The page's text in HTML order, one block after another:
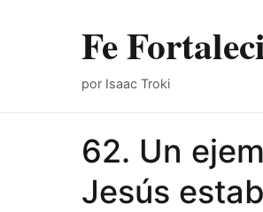
Fe
por Isaac Troki
62. Un
Jesús